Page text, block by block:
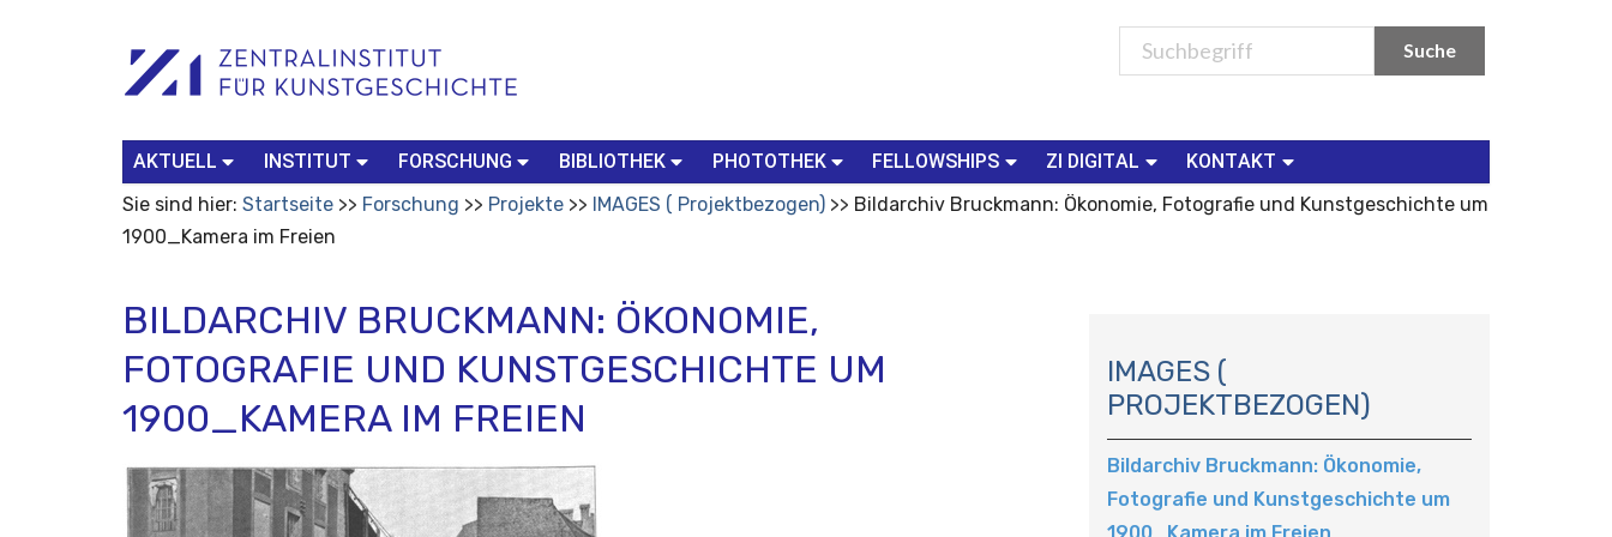
Werkzeuge
Search…
AKTUELL INSTITUT FORSCHUNG BIBLIOTHEK PHOTOTHEK FELLOWSHIPS ZI DIGITAL
KONTAKT
Sie sind hier: Startseite Forschung Projekte IMAGES ( Projektbezogen)
Bildarchiv Bruckmann: Ökonomie, Fotografie und Kunstgeschichte um
1900_Kamera im Freien
BILDARCHIV BRUCKMANN: ÖKONOMIE,
FOTOGRAFIE UND KUNSTGESCHICHTE UM
1900_KAMERA IM FREIEN
A
V
I
G
A
T
IMAGES (
PROJEKTBEZOGEN)
Bildarchiv Bruckmann: Ökonomie,
Fotografie und Kunstgeschichte um
1900_Kamera im Freien